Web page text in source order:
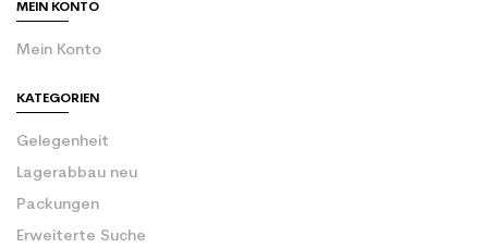
MEIN KONTO
Mein Konto
KATEGORIEN
Gelegenheit
Lagerabbau neu
Packungen
Erweiterte Suche